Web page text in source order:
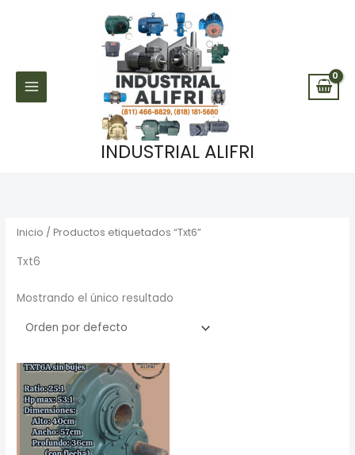
INDUSTRIAL ALIFRI
Inicio / Productos etiquetados “Txt6”
Txt6
Mostrando el único resultado